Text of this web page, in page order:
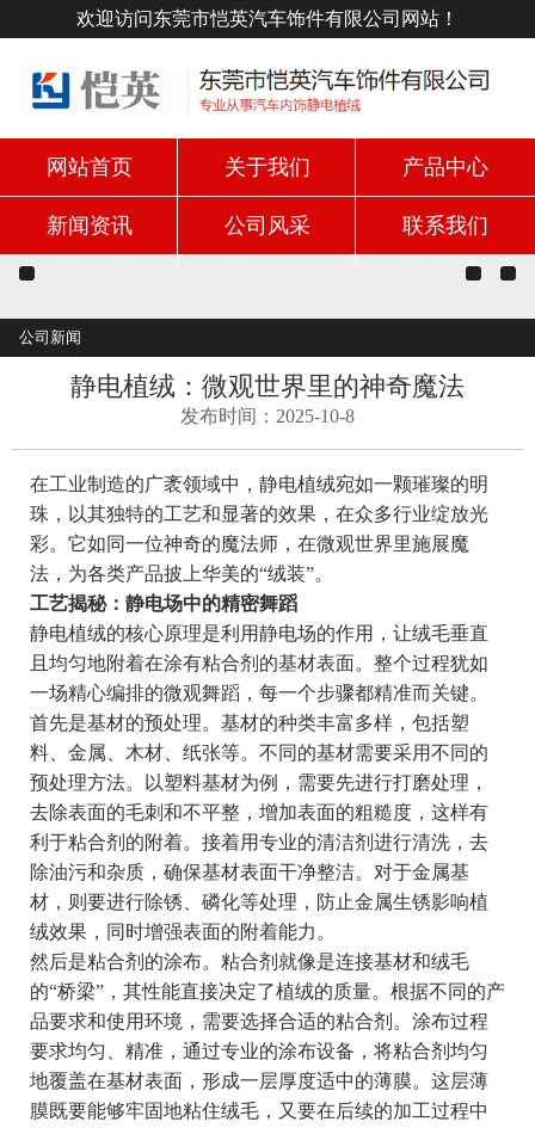
欢迎访问东莞市恺英汽车饰件有限公司网站！
网站首页 关于我们 产品中心
新闻资讯 公司风采 联系我们
公司新闻
静电植绒：微观世界里的神奇魔法
发布时间：2025-10-8
在工业制造的广袤领域中，静电植绒宛如一颗璀璨的明
珠，以其独特的工艺和显著的效果，在众多行业绽放光
彩。它如同一位神奇的魔法师，在微观世界里施展魔
法，为各类产品披上华美的“绒装”。
工艺揭秘：静电场中的精密舞蹈
静电植绒的核心原理是利用静电场的作用，让绒毛垂直
且均匀地附着在涂有粘合剂的基材表面。整个过程犹如
一场精心编排的微观舞蹈，每一个步骤都精准而关键。
首先是基材的预处理。基材的种类丰富多样，包括塑
料、金属、木材、纸张等。不同的基材需要采用不同的
预处理方法。以塑料基材为例，需要先进行打磨处理，
去除表面的毛刺和不平整，增加表面的粗糙度，这样有
利于粘合剂的附着。接着用专业的清洁剂进行清洗，去
除油污和杂质，确保基材表面干净整洁。对于金属基
材，则要进行除锈、磷化等处理，防止金属生锈影响植
绒效果，同时增强表面的附着能力。
然后是粘合剂的涂布。粘合剂就像是连接基材和绒毛
的“桥梁”，其性能直接决定了植绒的质量。根据不同的产
品要求和使用环境，需要选择合适的粘合剂。涂布过程
要求均匀、精准，通过专业的涂布设备，将粘合剂均匀
地覆盖在基材表面，形成一层厚度适中的薄膜。这层薄
膜既要能够牢固地粘住绒毛，又要在后续的加工过程中